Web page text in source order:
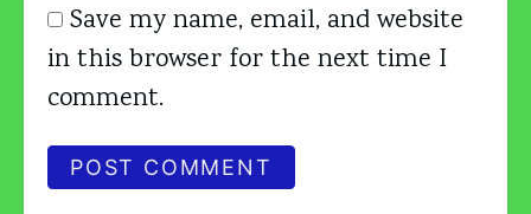
Save my name, email, and website
in this browser for the next time I
comment.